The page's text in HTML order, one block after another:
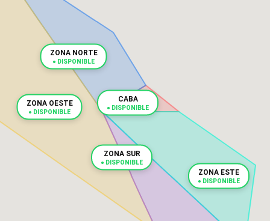
CABA
● DISPONIBLE
ZONA NORTE
● DISPONIBLE
ZONA OESTE
● DISPONIBLE
ZONA SUR
● DISPONIBLE
ZONA ESTE
● DISPONIBLE